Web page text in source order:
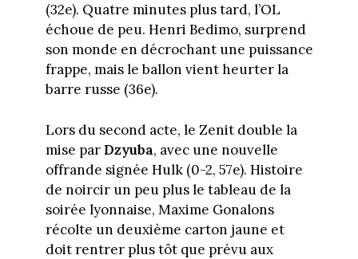
(32e). Quatre minutes plus tard, l’OL
échoue de peu. Henri Bedimo, surprend
son monde en décrochant une puissance
frappe, mais le ballon vient heurter la
barre russe (36e).
Lors du second acte, le Zenit double la
mise par Dzyuba, avec une nouvelle
offrande signée Hulk (0-2, 57e). Histoire
de noircir un peu plus le tableau de la
soirée lyonnaise, Maxime Gonalons
récolte un deuxième carton jaune et
doit rentrer plus tôt que prévu aux